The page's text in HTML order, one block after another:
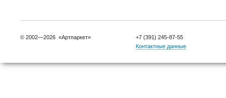
© 2002—2026 «Артпаркет»
+7 (391) 245-87-55
Контактные данные